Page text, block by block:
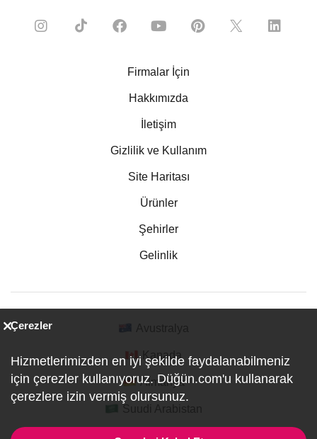
Firmalar İçin
Hakkımızda
İletişim
Gizlilik ve Kullanım
Site Haritası
Ürünler
Şehirler
Gelinlik
Kanada
Almanya
Çerezler
Hizmetlerimizden en iyi şekilde faydalanabilmeniz
için çerezler kullanıyoruz. Düğün.com'u kullanarak
çerezlere izin vermiş olursunuz.